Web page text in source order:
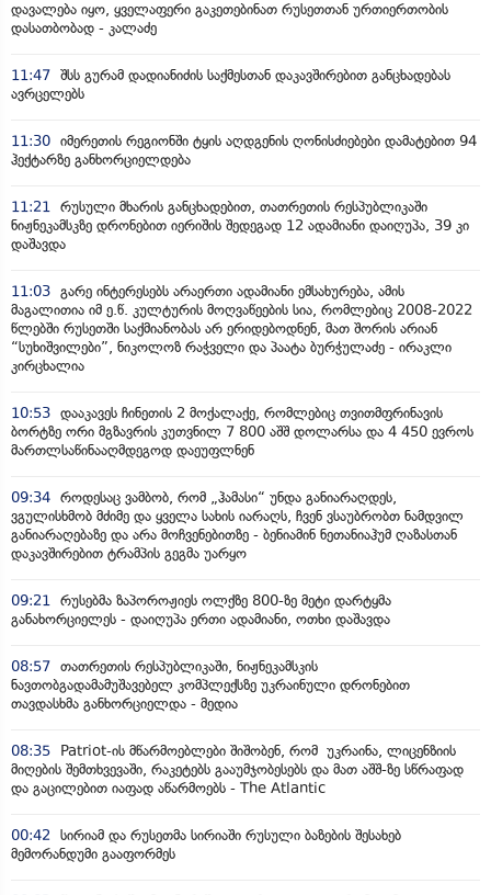
დავალება იყო, ყველაფერი გაკეთებინათ რუსეთთან ურთიერთობის
დასათბობად - კალაძე
11:47 შსს გურამ დადიანიძის საქმესთან დაკავშირებით განცხადებას
ავრცელებს
11:30 იმერეთის რეგიონში ტყის აღდგენის ღონისძიებები დამატებით 94
ჰექტარზე განხორციელდება
11:21
რუსული მხარის განცხადებით, თათრეთის რესპუბლიკაში
ნიჟნეკამსკზე დრონებით იერიშის შედეგად 12 ადამიანი დაიღუპა, 39 კი
დაშავდა
11:03 გარე ინტერესებს არაერთი ადამიანი ემსახურება, ამის
მაგალითია იმ ე.წ. კულტურის მოღვაწეების სია, რომლებიც 2008-2022
წლებში რუსეთში საქმიანობას არ ერიდებოდნენ, მათ შორის არიან
“სუხიშვილები”, ნიკოლოზ რაჭველი და პაატა ბურჭულაძე - ირაკლი
კირცხალია
10:53 დააკავეს ჩინეთის 2 მოქალაქე, რომლებიც თვითმფრინავის
ბორტზე ორი მგზავრის კუთვნილ 7 800 აშშ დოლარსა და 4 450 ევროს
მართლსაწინააღმდეგოდ დაეუფლნენ
09:34 როდესაც ვამბობ, რომ „ჰამასი“ უნდა განიარაღდეს,
ვგულისხმობ მძიმე და ყველა სახის იარაღს, ჩვენ ვსაუბრობთ ნამდვილ
განიარაღებაზე და არა მოჩვენებითზე - ბენიამინ ნეთანიაჰუმ ღაზასთან
დაკავშირებით ტრამპის გეგმა უარყო
09:21
რუსებმა ზაპოროჟიეს ოლქზე 800-ზე მეტი დარტყმა
განახორციელეს - დაიღუპა ერთი ადამიანი, ოთხი დაშავდა
08:57 თათრეთის რესპუბლიკაში, ნიჟნეკამსკის
ნავთობგადამამუშავებელ კომპლექსზე უკრაინული დრონებით
თავდასხმა განხორციელდა - მედია
08:35
Patriot-ის მწარმოებლები შიშობენ, რომ უკრაინა, ლიცენზიის
მიღების შემთხვევაში, რაკეტებს გააუმჯობესებს და მათ აშშ-ზე სწრაფად
და გაცილებით იაფად აწარმოებს - The Atlantic
00:42
სირიამ და რუსეთმა სირიაში რუსული ბაზების შესახებ
მემორანდუმი გააფორმეს